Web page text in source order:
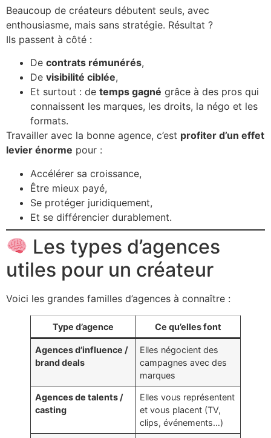
Beaucoup de créateurs débutent seuls, avec
enthousiasme, mais sans stratégie. Résultat ?
Ils passent à côté :
De contrats rémunérés,
De visibilité ciblée,
Et surtout : de temps gagné grâce à des pros qui
connaissent les marques, les droits, la négo et les
formats.
Travailler avec la bonne agence, c’est profiter d’un effet
levier énorme pour :
Accélérer sa croissance,
Être mieux payé,
Se protéger juridiquement,
Et se différencier durablement.
Les types d’agences
utiles pour un créateur
Voici les grandes familles d’agences à connaître :
Type d’agence Ce qu’elles font
Agences d’influence /
brand deals
Elles négocient des
campagnes avec des
marques
Agences de talents /
casting
Elles vous représentent
et vous placent (TV,
clips, événements…)